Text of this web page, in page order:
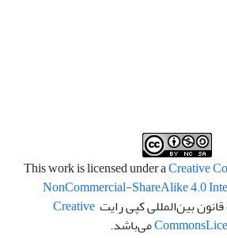
Creative
NonCommercial-ShareAlike 4.0
بین‌المللی کپی رایتCreative
Commonsمی‌باشد.